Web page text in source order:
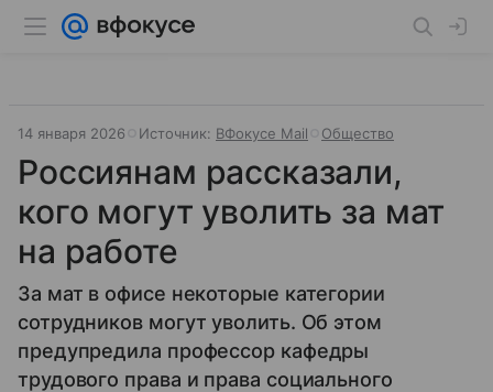
14 января 2026 Источник: ВФокусе Mail Общество
Россиянам рассказали,
кого могут уволить за мат
на работе
За мат в офисе некоторые категории
сотрудников могут уволить. Об этом
предупредила профессор кафедры
трудового права и права социального